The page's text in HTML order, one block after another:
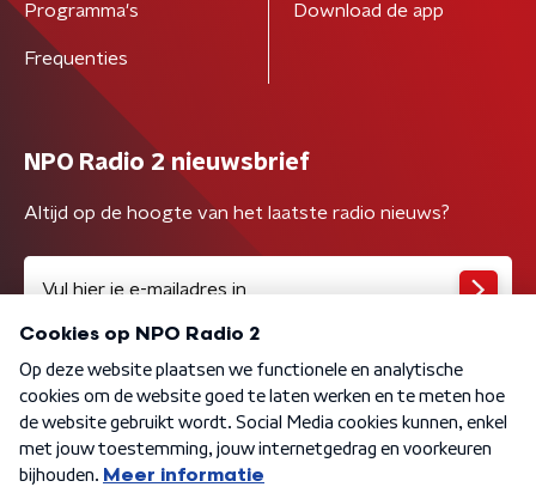
Programma's
Frequenties
Download de app
NPO Radio 2 nieuwsbrief
Altijd op de hoogte van het laatste radio nieuws?
Algemene voorwaarden